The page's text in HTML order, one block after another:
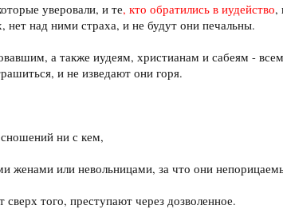
уверовали, и те, кто обратились в иудейство,
нет над ними страха, и не будут они печальны.
а также иудеям, христианам и сабеям -
и не изведают они горя.
ни с кем,
женами или невольницами, за что они
сверх того, преступают через дозволенное.